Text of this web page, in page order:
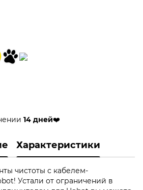
14 дней❤️
Характеристики
чистоты с кабелем-
Устали от ограничений в